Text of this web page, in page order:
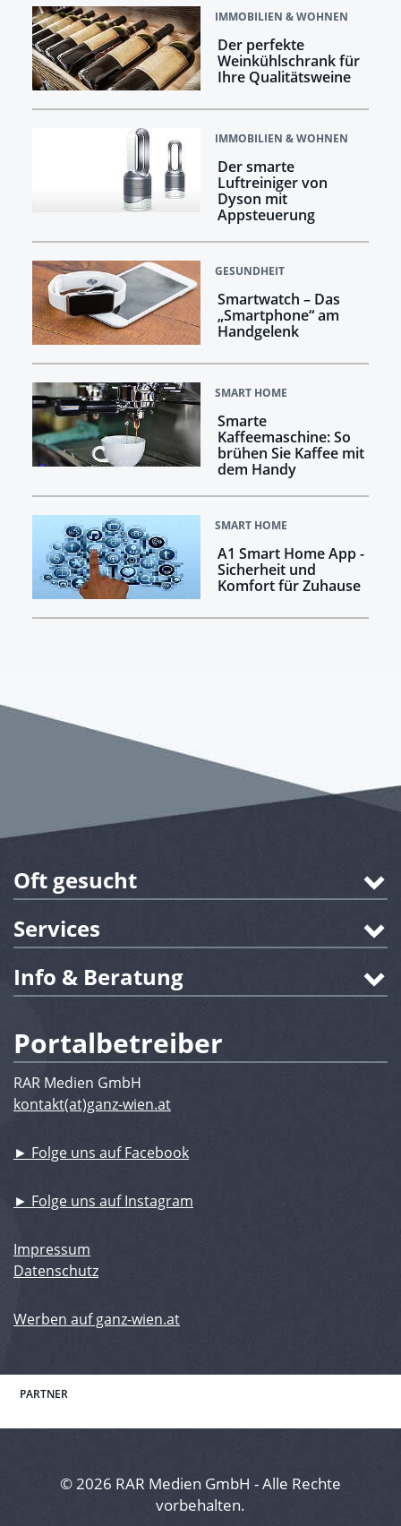
IMMOBILIEN & WOHNEN
Der perfekte
Weinkühlschrank für
Ihre Qualitätsweine
IMMOBILIEN & WOHNEN
Der smarte
Luftreiniger von
Dyson mit
Appsteuerung
GESUNDHEIT
Smartwatch – Das
„Smartphone“ am
Handgelenk
SMART HOME
Smarte
Kaffeemaschine: So
brühen Sie Kaffee mit
dem Handy
SMART HOME
A1 Smart Home App -
Sicherheit und
Komfort für Zuhause
Oft gesucht
Services
Info & Beratung
Portalbetreiber
RAR Medien GmbH
kontakt(at)ganz-wien.at
► Folge uns auf Facebook
► Folge uns auf Instagram
Impressum
Datenschutz
Werben auf ganz-wien.at
PARTNER
© 2026 RAR Medien GmbH - Alle Rechte
vorbehalten.